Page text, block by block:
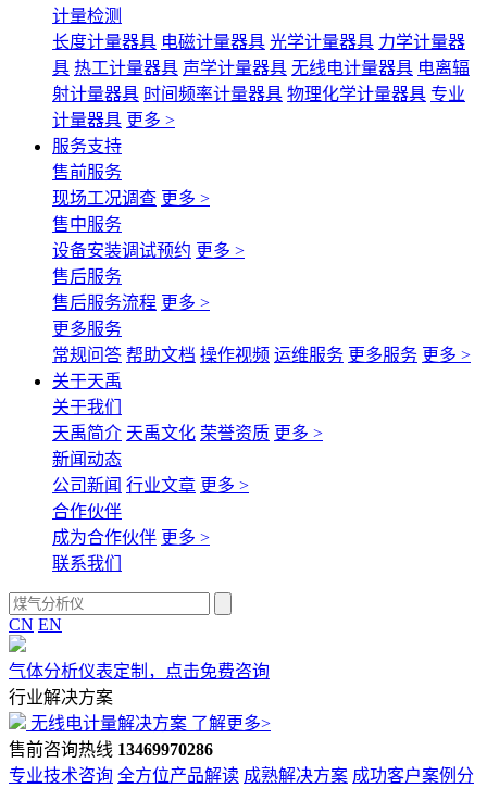
计量检测
长度计量器具 电磁计量器具 光学计量器具 力学计量器
具 热工计量器具 声学计量器具 无线电计量器具 电离辐
射计量器具 时间频率计量器具 物理化学计量器具 专业
计量器具 更多 >
服务支持
售前服务
现场工况调查 更多 >
售中服务
设备安装调试预约 更多 >
售后服务
售后服务流程 更多 >
更多服务
常规问答 帮助文档 操作视频 运维服务 更多服务 更多 >
关于天禹
关于我们
天禹简介 天禹文化 荣誉资质 更多 >
新闻动态
公司新闻 行业文章 更多 >
合作伙伴
成为合作伙伴 更多 >
联系我们
CN EN
气体分析仪表定制，点击免费咨询
行业解决方案
无线电计量解决方案 了解更多>
售前咨询热线 13469970286
专业技术咨询 全方位产品解读 成熟解决方案 成功客户案例分